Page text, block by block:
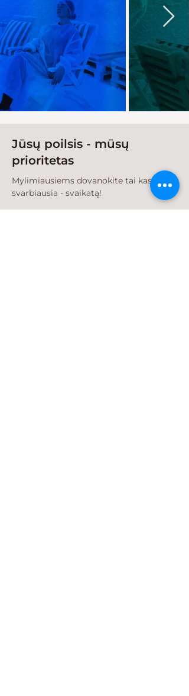
Jūsų poilsis - mūsų
prioritetas
Mylimiausiems dovanokite tai kas
svarbiausia - svaikatą!